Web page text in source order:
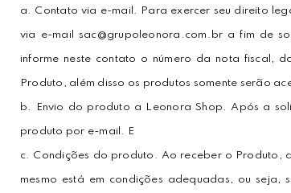
a. Contato via e-mail. Para exercer seu direito
via e-mail sac@grupoleonora.com.br a fim de
informe neste contato o número da nota fiscal,
Produto, além disso os produtos somente serão
b. Envio do produto a Leonora Shop. Após a
produto por e-mail. E
c. Condições do produto. Ao receber o Produto,
mesmo está em condições adequadas, ou seja,